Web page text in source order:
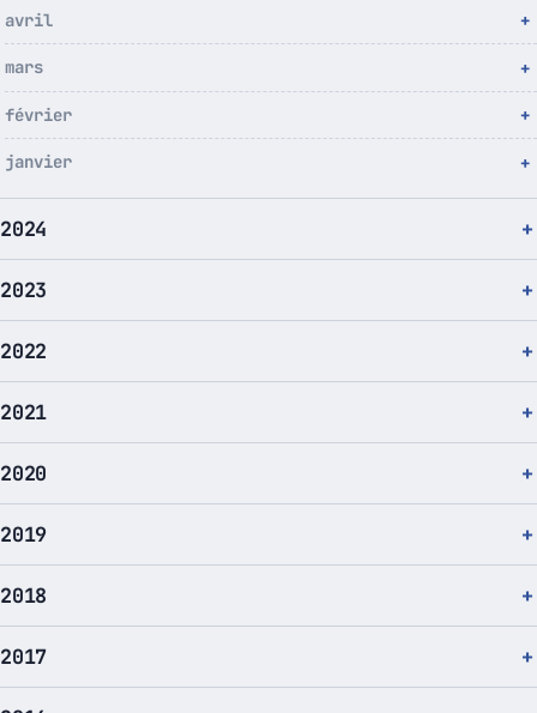
avril
mars
février
janvier
2024
2023
2022
2021
2020
2019
2018
2017